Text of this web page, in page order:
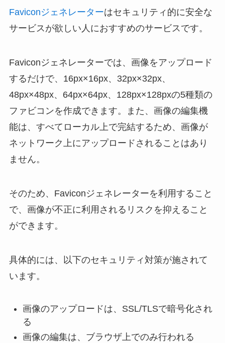
Faviconジェネレーターはセキュリティ的に安全な
サービスが欲しい人におすすめのサービスです。
Faviconジェネレーターでは、画像をアップロード
するだけで、16px×16px、32px×32px、
48px×48px、64px×64px、128px×128pxの5種類の
ファビコンを作成できます。また、画像の編集機
能は、すべてローカル上で完結するため、画像が
ネットワーク上にアップロードされることはあり
ません。
そのため、Faviconジェネレーターを利用すること
で、画像が不正に利用されるリスクを抑えること
ができます。
具体的には、以下のセキュリティ対策が施されて
います。
画像のアップロードは、SSL/TLSで暗号化され
る
画像の編集は、ブラウザ上でのみ行われる